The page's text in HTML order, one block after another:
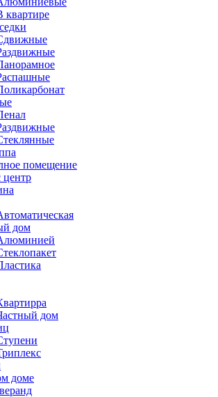
квартире
помещение
центр
дом
дом
доме